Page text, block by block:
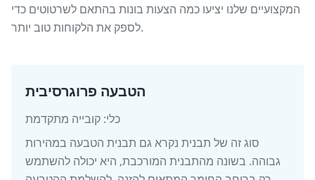
המקצועיים שלנו יציעו כמה הצעות בונות בהתאם לשרטוטים כדי
לספק את הלקוחות טוב יותר.
הטבעה פרוגרסיבית
כלי: קובייה מתקדמת
סוג זה של תבנית נקרא גם תבנית הטבעה במהירות
גבוהה. בשונה מהתבנית המורכבת, היא יכולה להשתמש